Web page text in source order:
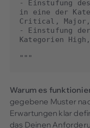
- Einstufung des
in eine der
Critical,
- Einstufung
Kategorien
"""
Warum es
gegebene Muster
Erwartungen klar
das Deinen